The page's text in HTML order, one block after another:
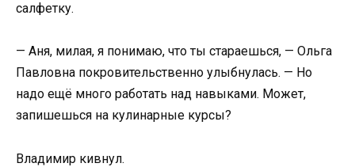
салфетку.
— Аня, милая, я понимаю, что ты стараешься, — Ольга
Павловна покровительственно улыбнулась. — Но
надо ещё много работать над навыками. Может,
запишешься на кулинарные курсы?
Владимир кивнул.